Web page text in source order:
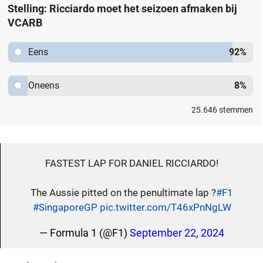
Stelling: Ricciardo moet het seizoen afmaken bij
VCARB
Eens 92%
Oneens 8%
25.646stemmen
FASTEST LAP FOR DANIEL RICCIARDO!
The Aussie pitted on the penultimate lap ?#F1
#SingaporeGP pic.twitter.com/T46xPnNgLW
— Formula 1 (@F1) September 22, 2024